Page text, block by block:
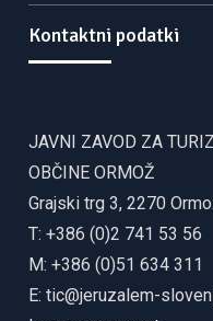
Kontaktni podatki
JAVNI ZAVOD ZA
OBČINE ORMOŽ
Grajski trg 3, 2270
T: +386 (0)2 741 53 56
M: +386 (0)51 634 311
E:tic@jeruzalem-